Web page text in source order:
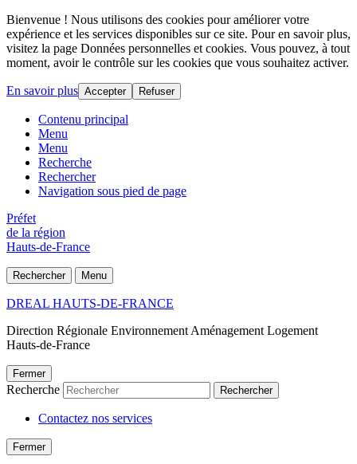
Bienvenue ! Nous utilisons des cookies pour améliorer votre
expérience et les services disponibles sur ce site. Pour en savoir plus,
visitez la page Données personnelles et cookies. Vous pouvez, à tout
moment, avoir le contrôle sur les cookies que vous souhaitez activer.
En savoir plus Accepter Refuser
Contenu principal
Menu
Menu
Recherche
Rechercher
Navigation sous pied de page
Préfet
de la région
Hauts-de-France
Rechercher Menu
DREAL HAUTS-DE-FRANCE
Direction Régionale Environnement Aménagement Logement
Hauts-de-France
Fermer
Recherche Rechercher
Contactez nos services
Fermer